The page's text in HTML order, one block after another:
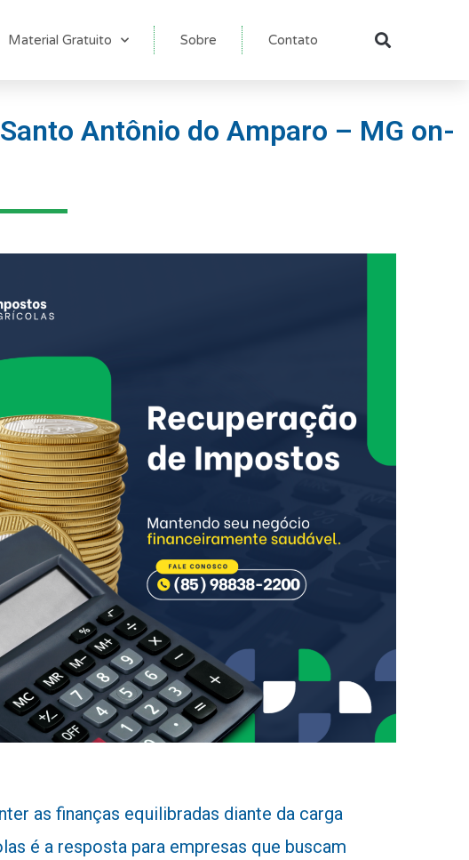
Material Gratuito Sobre Contato
Antônio do Amparo – MG on-
as finanças equilibradas diante da carga
é a resposta para empresas que buscam